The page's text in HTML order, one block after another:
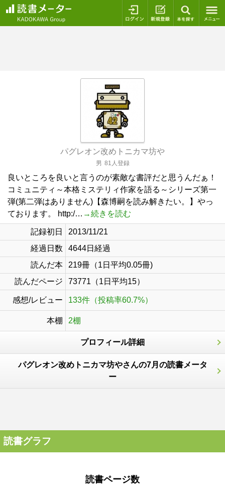
ログイン 新規登録
パグレオン改めトニカマ坊や
男 81人登録
良いところを良いと言うのが素敵な書評だと思うんだぁ！
コミュニティ～本格ミステリィ作家を語る～シリーズ第一
弾(第二弾はありません)【森博嗣を読み解きたい。】やっ
ております。 http:/… →続きを読む
記録初日
2013/11/21
経過日数
4644日経過
読んだ本
219冊（1日平均0.05冊)
読んだページ
73771（1日平均15）
感想/レビュー 133件（投稿率60.7%）
本棚 2棚
プロフィール詳細
パグレオン改めトニカマ坊やさんの7月の読書メータ
ー
読書グラフ
読書ページ数